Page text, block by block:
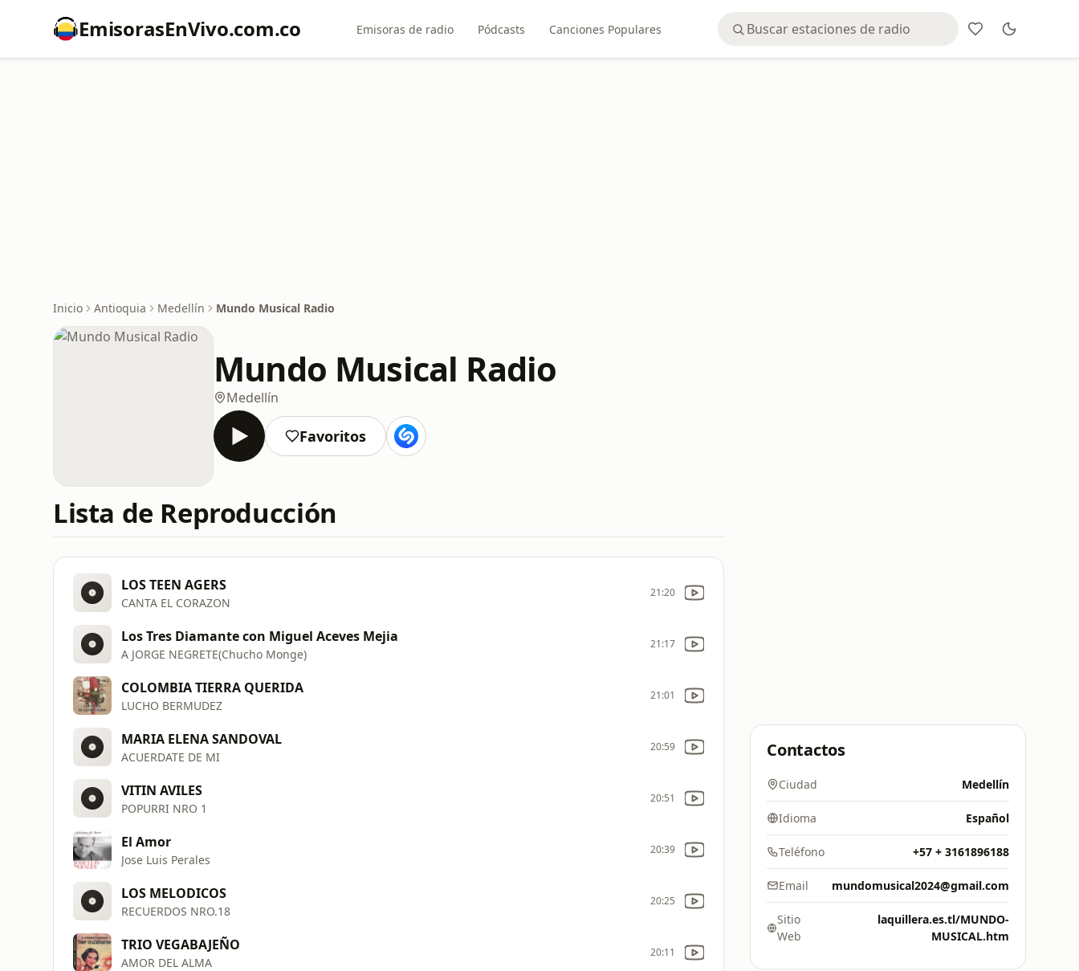
EmisorasEnVivo.com.co Emisoras de radio Pódcasts Canciones Populares
Inicio Antioquia Medellín Mundo Musical Radio
Mundo Musical Radio
Medellín
Favoritos
Lista de Reproducción
LOS TEEN AGERS
CANTA EL CORAZON
21:20
Los Tres Diamante con Miguel Aceves Mejia
A JORGE NEGRETE(Chucho Monge)
21:17
COLOMBIA TIERRA QUERIDA
LUCHO BERMUDEZ
21:01
MARIA ELENA SANDOVAL
ACUERDATE DE MI
20:59
VITIN AVILES
POPURRI NRO 1
20:51
El Amor
Jose Luis Perales
20:39
LOS MELODICOS
RECUERDOS NRO.18
20:25
TRIO VEGABAJEÑO
AMOR DEL ALMA
20:11
Contactos
Ciudad Medellín
Idioma Español
Teléfono +57 + 3161896188
Email mundomusical2024@gmail.com
Sitio
Web
laquillera.es.tl/MUNDO-
MUSICAL.htm